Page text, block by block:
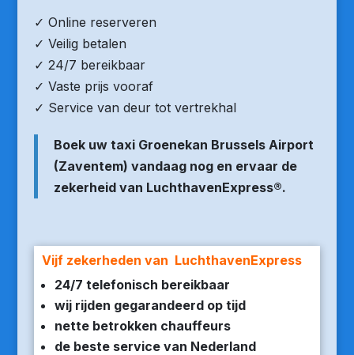
✓ Online reserveren
✓ Veilig betalen
✓ 24/7 bereikbaar
✓ Vaste prijs vooraf
✓ Service van deur tot vertrekhal
Boek uw taxi Groenekan Brussels Airport
(Zaventem) vandaag nog en ervaar de
zekerheid van LuchthavenExpress®.
Vijf zekerheden van LuchthavenExpress
24/7 telefonisch bereikbaar
wij rijden gegarandeerd op tijd
nette betrokken chauffeurs
de beste service van Nederland